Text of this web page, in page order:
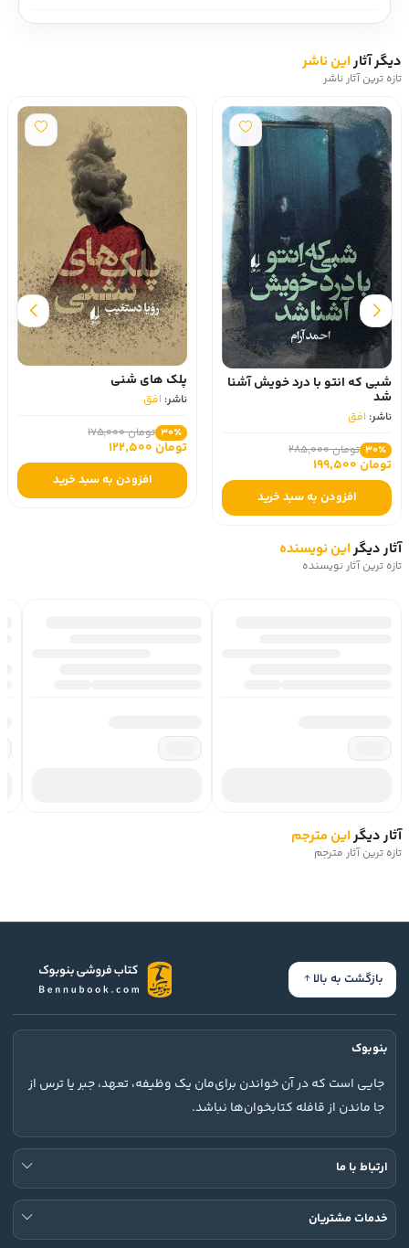
دیگر آثاراین ناشر
تازه ترین آثار ناشر
شبی که انتو با درد خویش آشنا
شد
ناشر: افق
30٪ تومان 285,000
تومان 199,500
افزودن به سبد خرید
پلک های شنی
ناشر: افق
30٪ تومان 175,000
تومان 122,500
افزودن به سبد خرید
آثار دیگراین نویسنده
تازه ترین آثار نویسنده
آثار دیگر این مترجم
تازه ترین آثار مترجم
بازگشت به بالا
بنوبوک
جایی است که در آن خواندن برای‌مان یک وظیفه، تعهد، جبر یا ترس از
جا ماندن از قافله کتابخوان‌ها نباشد.
ارتباط با ما
خدمات مشتریان